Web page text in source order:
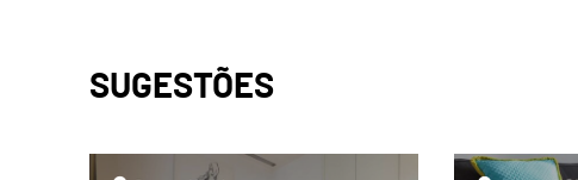
SUGESTÕES
page page